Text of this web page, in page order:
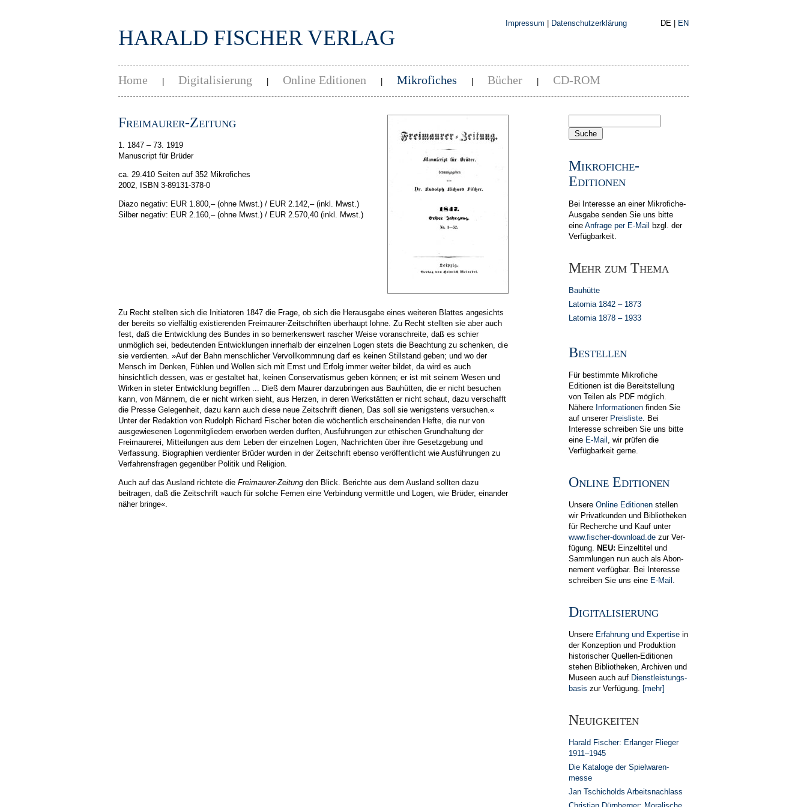
HARALD FISCHER VERLAG
Impressum Datenschutzerklärung DE | EN
Home Digitalisierung Online Editionen Mikrofiches Bücher CD-ROM
Freimaurer-Zeitung
1. 1847 – 73. 1919
Manuscript für Brüder
ca. 29.410 Seiten auf 352 Mikrofiches
2002, ISBN 3-89131-378-0
Diazo negativ: EUR 1.800,– (ohne Mwst.) / EUR 2.142,– (inkl. Mwst.)
Silber negativ: EUR 2.160,– (ohne Mwst.) / EUR 2.570,40 (inkl. Mwst.)
Zu Recht stellten sich die Initiatoren 1847 die Frage, ob sich die Herausgabe eines weiteren Blattes angesichts
der bereits so vielfältig existierenden Freimaurer-Zeitschriften überhaupt lohne. Zu Recht stellten sie aber auch
fest, daß die Entwicklung des Bundes in so bemerkenswert rascher Weise voranschreite, daß es schier
unmöglich sei, bedeutenden Entwicklungen innerhalb der einzelnen Logen stets die Beachtung zu schenken, die
sie verdienten. »Auf der Bahn menschlicher Vervollkommnung darf es keinen Stillstand geben; und wo der
Mensch im Denken, Fühlen und Wollen sich mit Ernst und Erfolg immer weiter bildet, da wird es auch
hinsichtlich dessen, was er gestaltet hat, keinen Conservatismus geben können; er ist mit seinem Wesen und
Wirken in steter Entwicklung begriffen ... Dieß dem Maurer darzubringen aus Bauhütten, die er nicht besuchen
kann, von Männern, die er nicht wirken sieht, aus Herzen, in deren Werkstätten er nicht schaut, dazu verschafft
die Presse Gelegenheit, dazu kann auch diese neue Zeitschrift dienen, Das soll sie wenigstens versuchen.«
Unter der Redaktion von Rudolph Richard Fischer boten die wöchentlich erscheinenden Hefte, die nur von
ausgewiesenen Logenmitgliedern erworben werden durften, Ausführungen zur ethischen Grundhaltung der
Freimaurerei, Mitteilungen aus dem Leben der einzelnen Logen, Nachrichten über ihre Gesetzgebung und
Verfassung. Biographien verdienter Brüder wurden in der Zeitschrift ebenso veröffentlicht wie Ausführungen zu
Verfahrensfragen gegenüber Politik und Religion.
Auch auf das Ausland richtete die Freimaurer-Zeitung den Blick. Berichte aus dem Ausland sollten dazu
beitragen, daß die Zeitschrift »auch für solche Fernen eine Verbindung vermittle und Logen, wie Brüder, einander
näher bringe«.
Mikrofiche-
Editionen
Bei Interesse an einer Mikrofiche-
Ausgabe senden Sie uns bitte
eine Anfrage per E-Mail
bzgl. der
Verfügbarkeit.
Mehr zum Thema
Bauhütte
Latomia 1842 – 1873
Latomia 1878 – 1933
Bestellen
Für bestimmte Mikrofiche
Editionen ist die Bereitstellung
von Teilen als PDF möglich.
Nähere In­for­ma­tionen finden Sie
auf unserer Preis­liste. Bei
Interesse schreiben Sie uns bitte
eine E-Mail , wir prüfen die
Verfügbarkeit gerne.
Online Editionen
Unsere Online Editionen stellen
wir Privat­kunden und Biblio­theken
für Recherche und Kauf unter
www.fischer-download.de zur Ver­
fügung. NEU: Einzel­titel und
Samm­lungen nun auch als Abon­
ne­ment ver­fügbar. Bei In­teres­se
schreiben Sie uns eine E-Mail .
Digitalisierung
Unsere Erfahrung und Expertise in
der Kon­zeption und Produktion
historischer Quellen-Editionen
stehen Bib­lio­theken, Archiven und
Museen auch auf Dienst­leistungs­
basis zur Ver­fügung. [mehr]
Neuigkeiten
Harald Fischer: Erlanger Flieger
1911–1945
Die Kataloge der Spiel­waren­
messe
Jan Tschicholds Arbeits­nachlass